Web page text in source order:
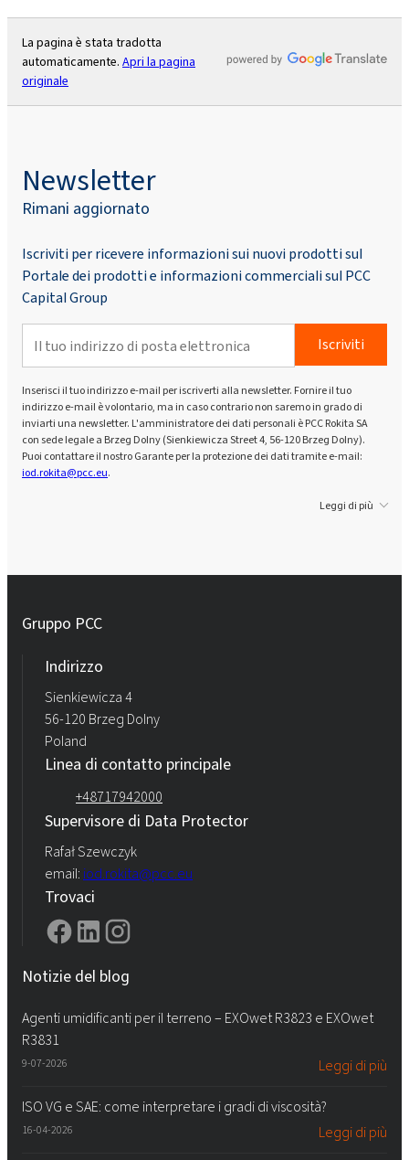
La pagina è stata tradotta
automaticamente. Apri la pagina
originale
Newsletter
Rimani aggiornato
Iscriviti per ricevere informazioni sui nuovi prodotti sul
Portale dei prodotti e informazioni commerciali sul PCC
Capital Group
Iscriviti
Inserisci il tuo indirizzo e-mail per iscriverti alla newsletter. Fornire il tuo
indirizzo e-mail è volontario, ma in caso contrario non saremo in grado di
inviarti una newsletter. L'amministratore dei dati personali è PCC Rokita SA
con sede legale a Brzeg Dolny (Sienkiewicza Street 4, 56-120 Brzeg Dolny).
Puoi contattare il nostro Garante per la protezione dei dati tramite e-mail:
iod.rokita@pcc.eu.
Leggi di più
Gruppo PCC
Indirizzo
Sienkiewicza 4
56-120 Brzeg Dolny
Poland
Linea di contatto principale
+48717942000
Supervisore di Data Protector
Rafał Szewczyk
email: iod.rokita@pcc.eu
Trovaci
Notizie del blog
Agenti umidificanti per il terreno – EXOwet R3823 e EXOwet
R3831
9-07-2026 Leggi di più
ISO VG e SAE: come interpretare i gradi di viscosità?
16-04-2026 Leggi di più